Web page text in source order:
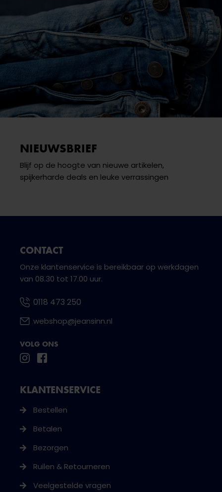
NIEUWSBRIEF
Blijf op de hoogte van nieuwe artikelen,
spijkerharde deals en leuke verrassingen
CONTACT
Onze klantenservice is bereikbaar op werkdagen
van 08.30 tot 17.00 uur.
0118 473 250
webshop@jeansinn.nl
VOLG ONS
KLANTENSERVICE
Bestellen
Betalen
Bezorgen
Ruilen & Retourneren
Veelgestelde vragen